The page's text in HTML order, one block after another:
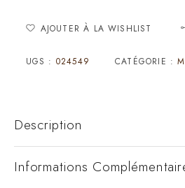
AJOUTER À LA WISHLIST
UGS : 024549 CATÉGORIE :
Description
Informations